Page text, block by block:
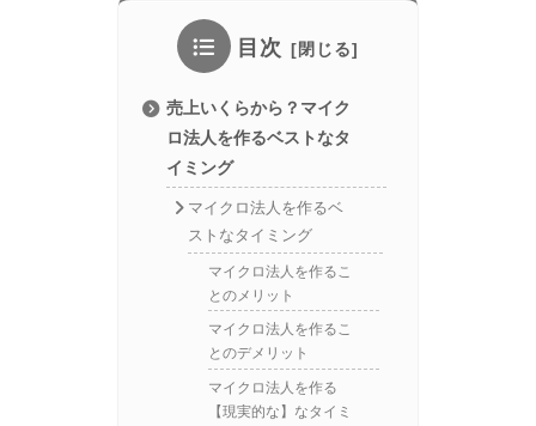
目次
売上いくらから？マイク
ロ法人を作るベストなタ
イミング
マイクロ法人を作るベ
ストなタイミング
マイクロ法人を作るこ
とのメリット
マイクロ法人を作るこ
とのデメリット
マイクロ法人を作る
【現実的な】なタイミ